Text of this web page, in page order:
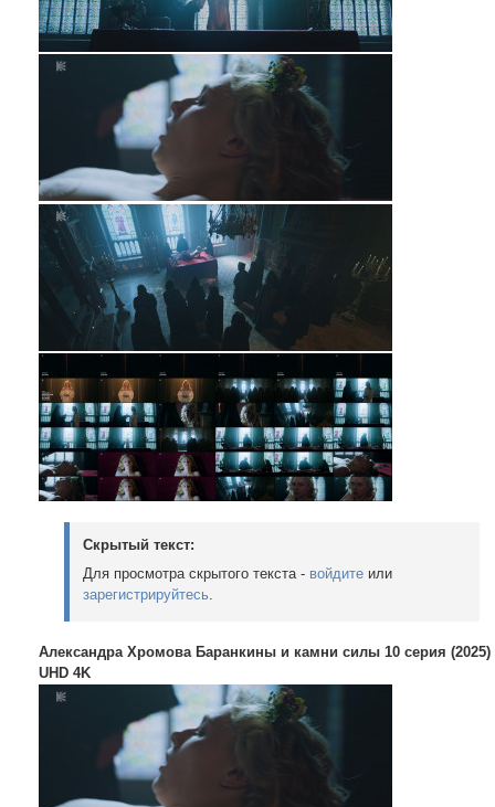
Скрытый текст:
Для просмотра скрытого текста - войдите или
зарегистрируйтесь
Александра Хромова Баранкины и камни силы 10 серия (2025)
UHD 4K